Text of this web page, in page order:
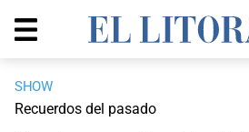
SHOW
Recuerdos del pasado